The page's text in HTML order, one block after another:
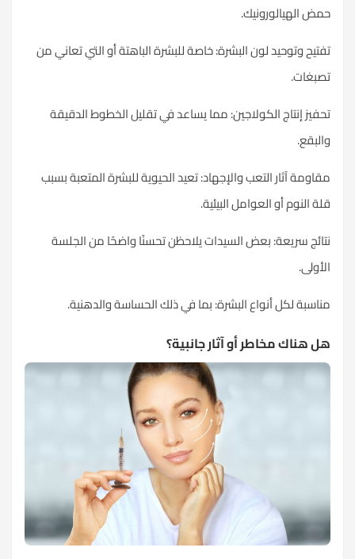
حمضالهيالورونيك.
تفتيح وتوحيد لون البشرة: خاصة للبشرة الباهتة أو التي تعاني من
تصبغات.
تحفيز إنتاج الكولاجين: مما يساعد في تقليل الخطوط الدقيقة
والبقع.
مقاومة آثار التعب والإجهاد: تعيد الحيوية للبشرة المتعبة بسبب
قلة النوم أو العوامل البيئية.
نتائج سريعة: بعض السيدات يلاحظن تحسنًا واضحًا من الجلسة
الأولى.
مناسبة لكل أنواع البشرة: بما في ذلك الحساسة والدهنية.
هل هناك مخاطر أو آثار جانبية؟